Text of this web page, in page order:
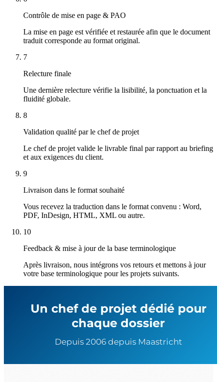
Contrôle de mise en page & PAO
La mise en page est vérifiée et restaurée afin que le document
traduit corresponde au format original.
7
Relecture finale
Une dernière relecture vérifie la lisibilité, la ponctuation et la
fluidité globale.
8
Validation qualité par le chef de projet
Le chef de projet valide le livrable final par rapport au briefing
et aux exigences du client.
9
Livraison dans le format souhaité
Vous recevez la traduction dans le format convenu : Word,
PDF, InDesign, HTML, XML ou autre.
10
Feedback & mise à jour de la base terminologique
Après livraison, nous intégrons vos retours et mettons à jour
votre base terminologique pour les projets suivants.
Un chef de projet dédié pour
chaque dossier
Depuis 2006 depuis Maastricht